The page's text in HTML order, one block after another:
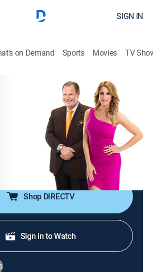
SIGN IN
on Demand Sports Movies TV
| El gordo y la flaca
y las últimas noticias de la
en un programa que
con actores, músicos y
Shop DIRECTV
Sign in to Watch